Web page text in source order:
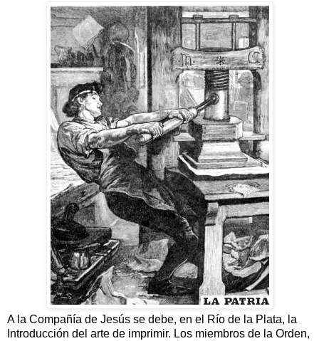
A la Compañía de Jesús se debe, en el Río de la Plata, la
Introducción del arte de imprimir. Los miembros de la Orden,